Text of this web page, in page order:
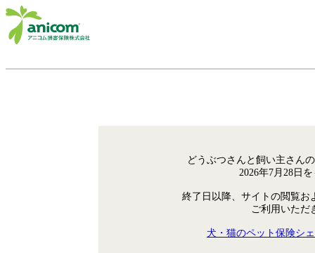
どうぶつさんと飼い主さん
2026年7月28日
終了日以降、サイトの閲覧お
ご利用いただ
犬・猫のペット保険シ